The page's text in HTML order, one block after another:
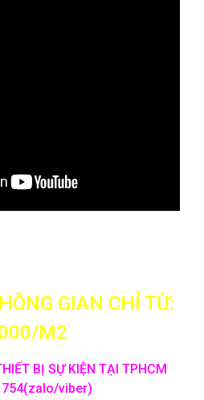
GIAN CHỈ TỪ:
M2
BỊ SỰ KIỆN TẠI TPHCM
754(zalo/viber)